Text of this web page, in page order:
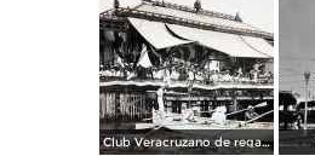
Club Veracruzano de regatas.